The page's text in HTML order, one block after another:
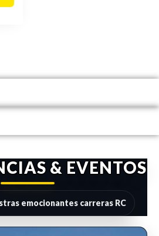
& EVENTOS
emocionantes carreras RC